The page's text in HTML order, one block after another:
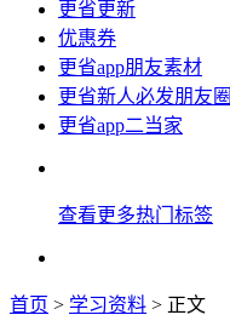
更省更新
优惠券
更省app朋友素材
更省新人必发朋友圈
更省app二当家
查看更多热门标签
首页 > 学习资料 > 正文